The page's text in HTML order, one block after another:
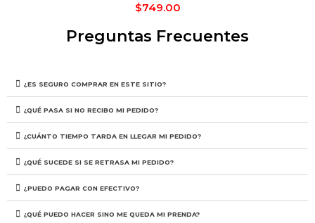
$749.00
Preguntas Frecuentes
¿ES SEGURO COMPRAR EN ESTE SITIO?
¿QUÉ PASA SI NO RECIBO MI PEDIDO?
¿CUÁNTO TIEMPO TARDA EN LLEGAR MI PEDIDO?
¿QUÉ SUCEDE SI SE RETRASA MI PEDIDO?
¿PUEDO PAGAR CON EFECTIVO?
¿QUÉ PUEDO HACER SINO ME QUEDA MI PRENDA?